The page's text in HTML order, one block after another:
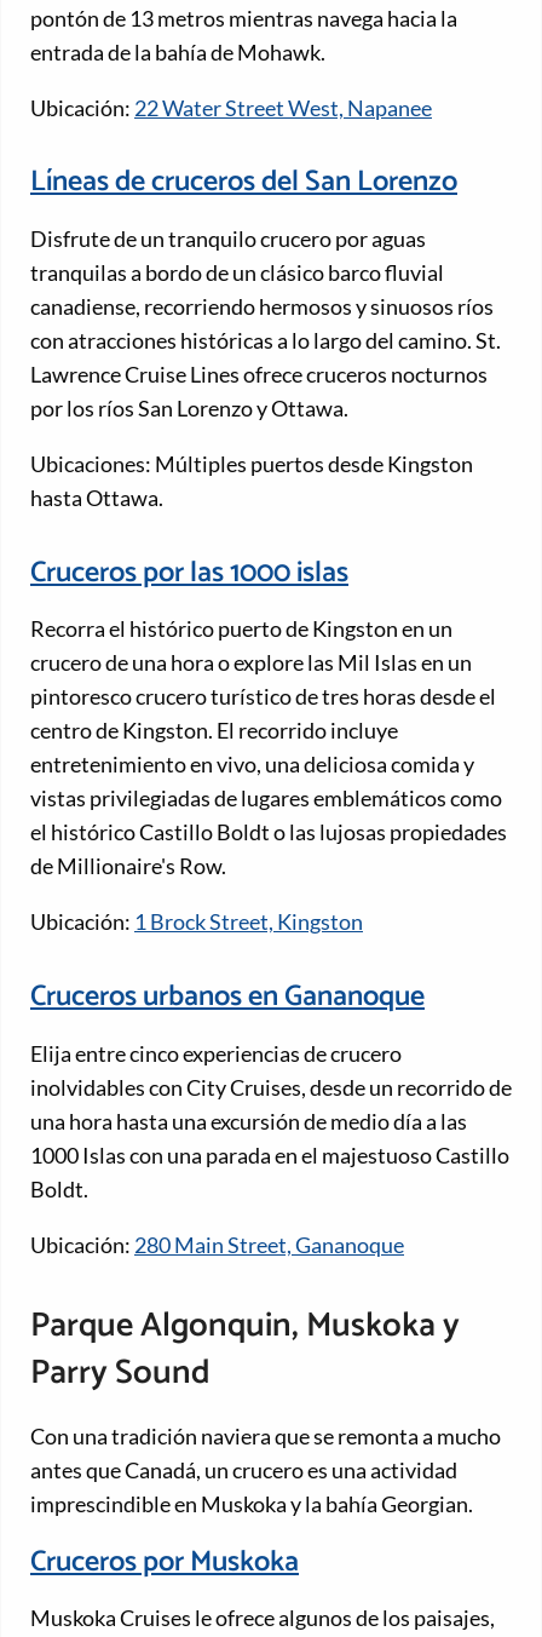
pontón de 13 metros mientras navega hacia la
entrada de la bahía de Mohawk.
Ubicación: 22 Water Street West, Napanee
Líneas de cruceros del San Lorenzo
Disfrute de un tranquilo crucero por aguas
tranquilas a bordo de un clásico barco fluvial
canadiense, recorriendo hermosos y sinuosos ríos
con atracciones históricas a lo largo del camino. St.
Lawrence Cruise Lines ofrece cruceros nocturnos
por los ríos San Lorenzo y Ottawa.
Ubicaciones: Múltiples puertos desde Kingston
hasta Ottawa.
Cruceros por las 1000 islas
Recorra el histórico puerto de Kingston en un
crucero de una hora o explore las Mil Islas en un
pintoresco crucero turístico de tres horas desde el
centro de Kingston. El recorrido incluye
entretenimiento en vivo, una deliciosa comida y
vistas privilegiadas de lugares emblemáticos como
el histórico Castillo Boldt o las lujosas propiedades
de Millionaire's Row.
Ubicación: 1 Brock Street, Kingston
Cruceros urbanos en Gananoque
Elija entre cinco experiencias de crucero
inolvidables con City Cruises, desde un recorrido de
una hora hasta una excursión de medio día a las
1000 Islas con una parada en el majestuoso Castillo
Boldt.
Ubicación: 280 Main Street, Gananoque
Parque Algonquin, Muskoka y
Parry Sound
Con una tradición naviera que se remonta a mucho
antes que Canadá, un crucero es una actividad
imprescindible en Muskoka y la bahía Georgian.
Cruceros por Muskoka
Muskoka Cruises le ofrece algunos de los paisajes,